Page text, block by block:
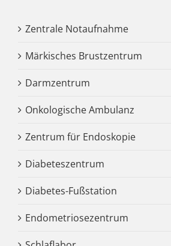
Zentrale Notaufnahme
Märkisches Brustzentrum
Darmzentrum
Onkologische Ambulanz
Zentrum für Endoskopie
Diabeteszentrum
Diabetes-Fußstation
Endometriosezentrum